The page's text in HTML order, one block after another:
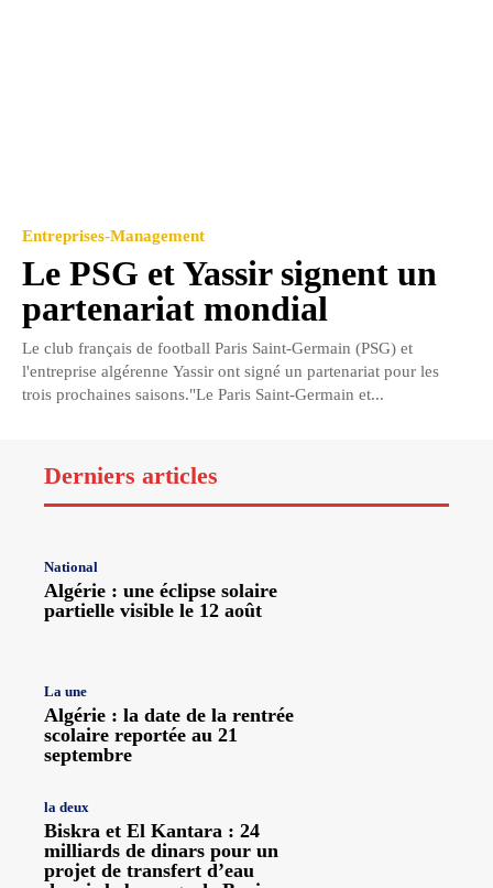
Entreprises-Management
Le PSG et Yassir signent un
partenariat mondial
Le club français de football Paris Saint-Germain (PSG) et
l'entreprise algérenne Yassir ont signé un partenariat pour les
trois prochaines saisons."Le Paris Saint-Germain et...
Derniers articles
National
Algérie : une éclipse solaire
partielle visible le 12 août
La une
Algérie : la date de la rentrée
scolaire reportée au 21
septembre
la deux
Biskra et El Kantara : 24
milliards de dinars pour un
projet de transfert d’eau